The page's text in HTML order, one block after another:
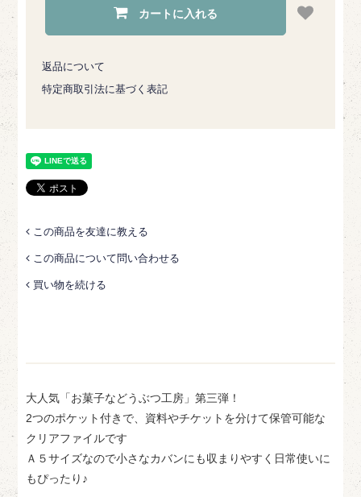
カートに入れる
返品について
特定商取引法に基づく表記
この商品を友達に教える
この商品について問い合わせる
買い物を続ける
大人気「お菓子などうぶつ工房」第三弾！
2つのポケット付きで、資料やチケットを分けて保管可能な
クリアファイルです
Ａ５サイズなので小さなカバンにも収まりやすく日常使いに
もぴったり♪